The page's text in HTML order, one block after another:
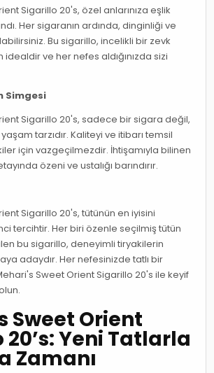
Sigarillo 20's, özel anlarınıza eşlik
Her sigaranın ardında, dinginliği ve
Bu sigarillo, incelikli bir zevk
ve her nefes aldığınızda sizi
Simgesi
Sigarillo 20's, sadece bir sigara değil,
tarzıdır. Kaliteyi ve itibarı temsil
için vazgeçilmezdir. İhtişamıyla bilinen
özeni ve ustalığı barındırır.
Sigarillo 20's, tütünün en iyisini
tercihtir. Her biri özenle seçilmiş tütün
bu sigarillo, deneyimli tiryakilerin
adaydır. Her nefesinizde tatlı bir
Sweet Orient Sigarillo 20's ile keyif
Sweet Orient
Yeni Tatlarla
Zamanı